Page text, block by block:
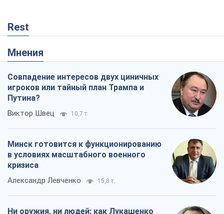
Rest
Мнения
Совпадение интересов двух циничных
игроков или тайный план Трампа и
Путина?
Виктор Швец 10,7 т.
Минск готовится к функционированию
в условиях масштабного военного
кризиса
Александр Левченко 15,8 т.
Ни оружия, ни людей: как Лукашенко